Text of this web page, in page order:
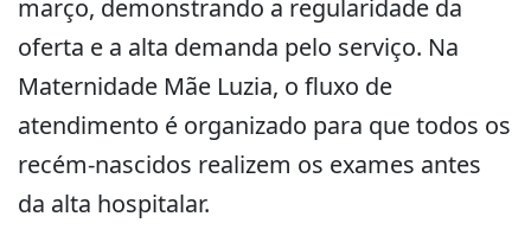
março, demonstrando a regularidade da
oferta e a alta demanda pelo serviço. Na
Maternidade Mãe Luzia, o fluxo de
atendimento é organizado para que todos os
recém-nascidos realizem os exames antes
da alta hospitalar.